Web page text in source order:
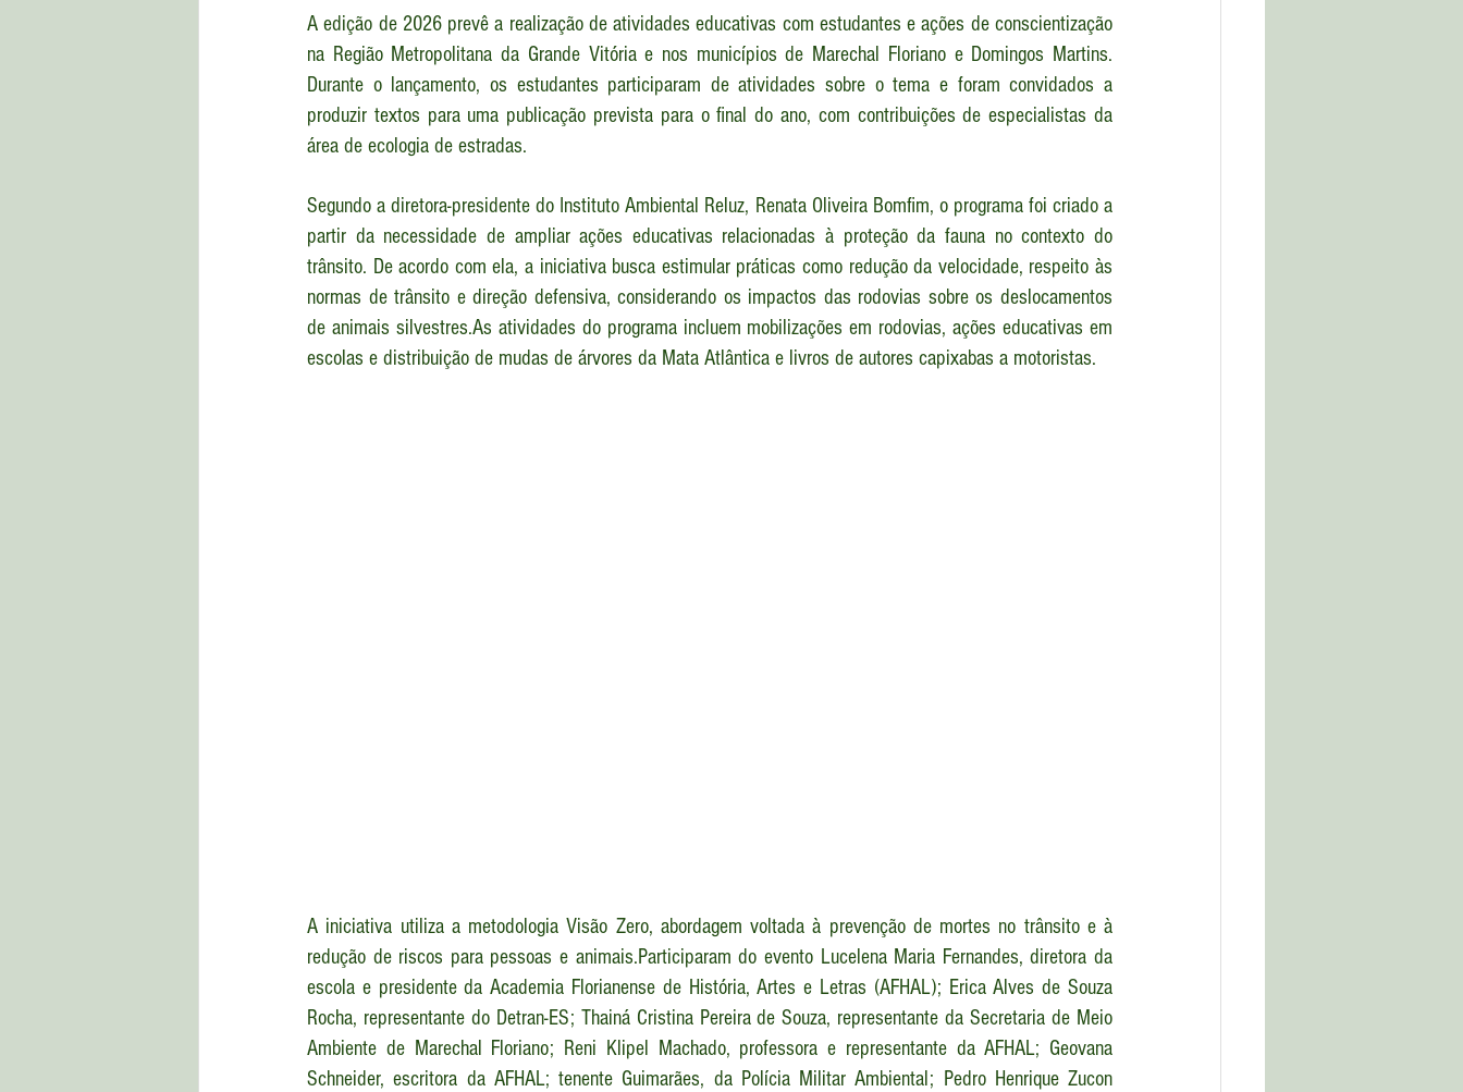
A edição de 2026 prevê a realização de atividades educativas com estudantes e ações de conscientização
na Região Metropolitana da Grande Vitória e nos municípios de Marechal Floriano e Domingos Martins.
Durante o lançamento, os estudantes participaram de atividades sobre o tema e foram convidados a
produzir textos para uma publicação prevista para o final do ano, com contribuições de especialistas da
área de ecologia de estradas.
Segundo a diretora-presidente do Instituto Ambiental Reluz, Renata Oliveira Bomfim, o programa foi criado a
partir da necessidade de ampliar ações educativas relacionadas à proteção da fauna no contexto do
trânsito. De acordo com ela, a iniciativa busca estimular práticas como redução da velocidade, respeito às
normas de trânsito e direção defensiva, considerando os impactos das rodovias sobre os deslocamentos
de animais silvestres.As atividades do programa incluem mobilizações em rodovias, ações educativas em
escolas e distribuição de mudas de árvores da Mata Atlântica e livros de autores capixabas a motoristas.
A iniciativa utiliza a metodologia Visão Zero, abordagem voltada à prevenção de mortes no trânsito e à
redução de riscos para pessoas e animais.Participaram do evento Lucelena Maria Fernandes, diretora da
escola e presidente da Academia Florianense de História, Artes e Letras (AFHAL); Erica Alves de Souza
Rocha, representante do Detran-ES; Thainá Cristina Pereira de Souza, representante da Secretaria de Meio
Ambiente de Marechal Floriano; Reni Klipel Machado, professora e representante da AFHAL; Geovana
Schneider, escritora da AFHAL; tenente Guimarães, da Polícia Militar Ambiental; Pedro Henrique Zucon